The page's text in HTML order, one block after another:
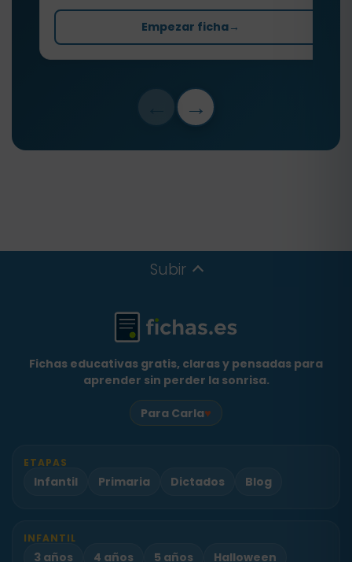
Empezar ficha→
→
Subir
Fichas educativas gratis, claras y pensadas para
aprender sin perder la sonrisa.
Para Carla♥
ETAPAS
Infantil Primaria Dictados Blog
INFANTIL
3 años 4 años 5 años
Halloween